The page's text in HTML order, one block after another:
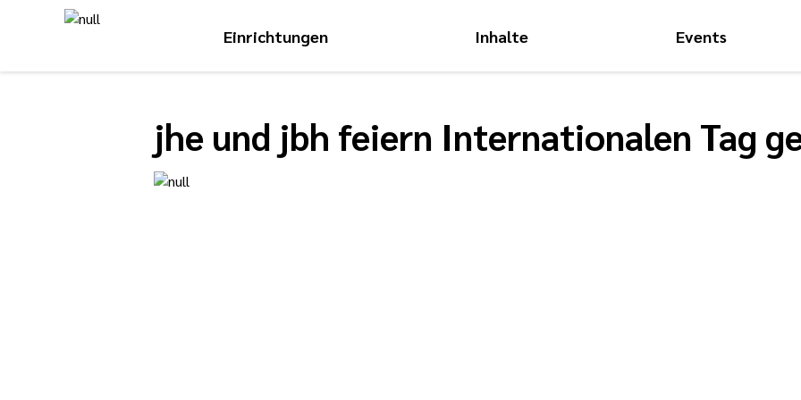
Einrichtungen Inhalte Events
jhe und jbh feiern Internationalen Tag